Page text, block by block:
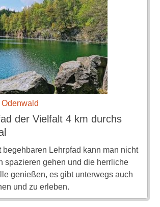
der Vielfalt 4 km durchs
begehbaren Lehrpfad kann man nicht
spazieren gehen und die herrliche
genießen, es gibt unterwegs auch
und zu erleben.